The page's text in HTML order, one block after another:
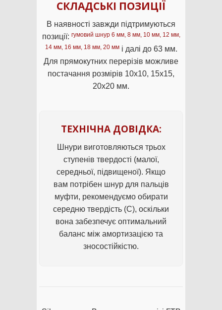
СКЛАДСЬКІ ПОЗИЦІЇ
В наявності завжди підтримуються
позиції: гумовий шнур 6 мм, 8 мм, 10 мм, 12 мм,
14 мм, 16 мм, 18 мм, 20 ммі далі до 63 мм.
Для прямокутних перерізів можливе
постачання розмірів 10х10, 15х15,
20х20 мм.
ТЕХНІЧНА ДОВІДКА:
Шнури виготовляються трьох
ступенів твердості (малої,
середньої, підвищеної). Якщо
вам потрібен шнур для пальців
муфти, рекомендуємо обирати
середню твердість (С), оскільки
вона забезпечує оптимальний
баланс між амортизацією та
зносостійкістю.